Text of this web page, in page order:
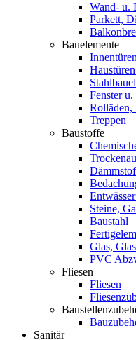
Wand- u.
Parkett,
Bauelemente
Fenster
Rolläden,
Treppen
Baustoffe
Steine,
Baustahl
Glas,
PVC
Fliesen
Fliesen
Sanitär